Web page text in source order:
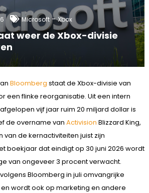
Microsoft-Xbox
weer de Xbox-divisie
Bloomberg staat de Xbox-divisie van
een flinke reorganisatie. Uit een intern
vijf jaar ruim 20 miljard dollar is
de overname van Activision Blizzard King,
de kernactiviteiten juist zijn
boekjaar dat eindigt op 30 juni 2026 wordt
van ongeveer 3 procent verwacht.
Bloomberg in juli omvangrijke
wordt ook op marketing en andere